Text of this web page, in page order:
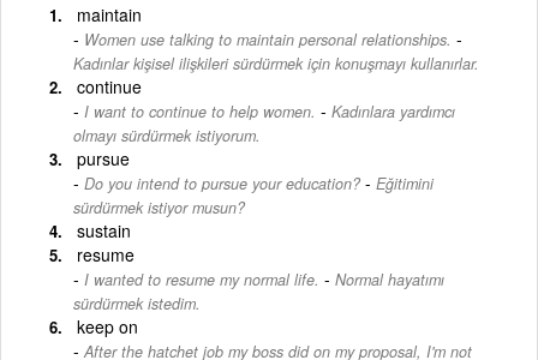
maintain
Women use talking to maintain personal relationships. -
Kadınlar kişisel ilişkileri sürdürmek için konuşmayı kullanırlar.
continue
I want to continue to help women. - Kadınlara yardımcı
olmayı sürdürmek istiyorum.
pursue
Do you intend to pursue your education? - Eğitimini
sürdürmek istiyor musun?
sustain
resume
I wanted to resume my normal life. - Normal hayatımı
sürdürmek istedim.
keep on
After the hatchet job my boss did on my proposal, I'm not